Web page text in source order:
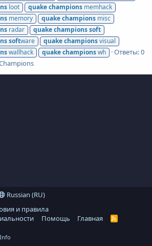
loot quakechampions memhack
memory quakechampions misc
radar quakechampionssoft
software quakechampionsvisual
wallhack quakechampionswh
Ответы: 0
Russian (RU)
и правила
Помощь Главная
R